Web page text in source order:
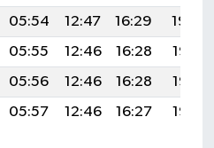
05:54 12:47 16:29
19:29
05:55 12:46 16:28
19:28
05:56 12:46 16:28
19:27
05:57 12:46 16:27 19:25